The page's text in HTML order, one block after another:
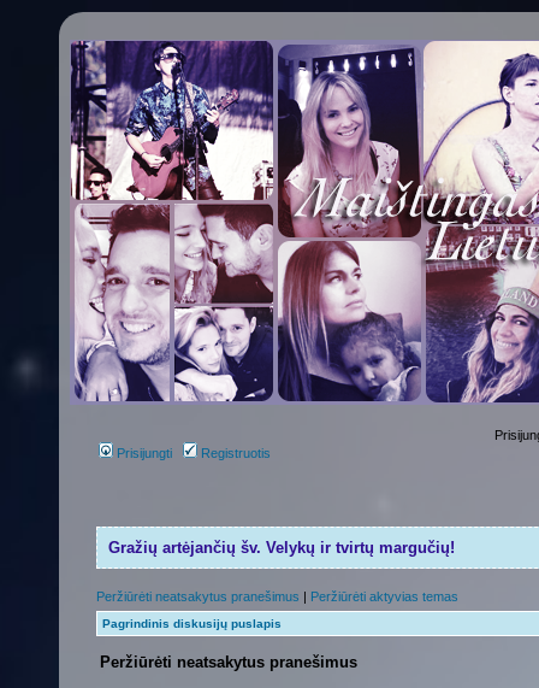
Prisijungti Registruotis
Gražių artėjančių šv. Velykų ir tvirtų margučių!
Peržiūrėti neatsakytus pranešimus | Peržiūrėti aktyvias temas
Pagrindinis diskusijų puslapis
Peržiūrėti neatsakytus pranešimus